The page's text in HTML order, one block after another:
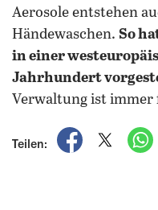
Aerosole entstehen
Händewaschen. So
in einer
Jahrhundert
Verwaltung ist immer
Teilen:
auf auf X